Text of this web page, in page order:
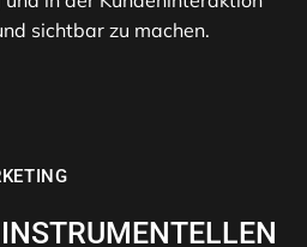
sichtbar zu machen.